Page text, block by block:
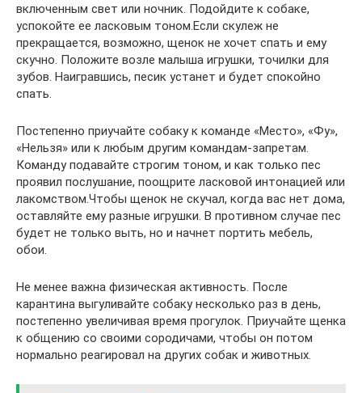
включенным свет или ночник. Подойдите к собаке,
успокойте ее ласковым тоном.Если скулеж не
прекращается, возможно, щенок не хочет спать и ему
скучно. Положите возле малыша игрушки, точилки для
зубов. Наигравшись, песик устанет и будет спокойно
спать.
Постепенно приучайте собаку к команде «Место», «Фу»,
«Нельзя» или к любым другим командам-запретам.
Команду подавайте строгим тоном, и как только пес
проявил послушание, поощрите ласковой интонацией или
лакомством.Чтобы щенок не скучал, когда вас нет дома,
оставляйте ему разные игрушки. В противном случае пес
будет не только выть, но и начнет портить мебель,
обои.
Не менее важна физическая активность. После
карантина выгуливайте собаку несколько раз в день,
постепенно увеличивая время прогулок. Приучайте щенка
к общению со своими сородичами, чтобы он потом
нормально реагировал на других собак и животных.